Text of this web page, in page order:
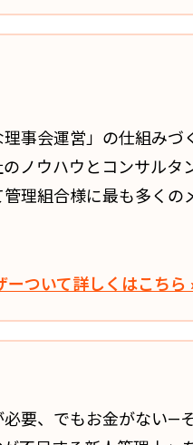
事会運営」の仕組みづ
ノウハウとコンサルタ
理組合様に最も多くの
ーついて詳しくはこちら
要、でもお金がない―